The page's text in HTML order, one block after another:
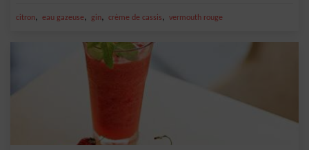
citron, eau gazeuse, gin, crème de cassis, vermouth rouge